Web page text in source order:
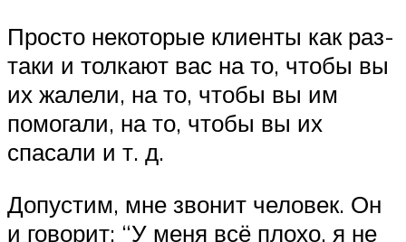
Просто некоторые клиенты как раз-
таки и толкают вас на то, чтобы вы
их жалели, на то, чтобы вы им
помогали, на то, чтобы вы их
спасали и т. д.
Допустим, мне звонит человек. Он
и говорит: “У меня всё плохо, я не